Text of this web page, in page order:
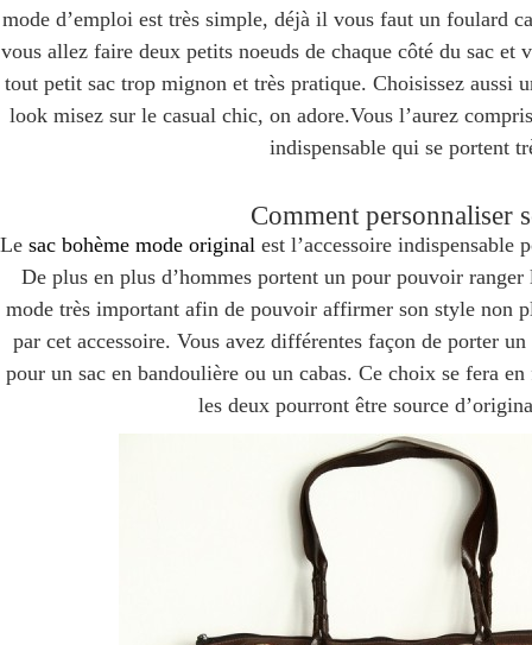
mode d’emploi est très simple, déjà il vous faut un foulard
vous allez faire deux petits noeuds de chaque côté du sac et
tout petit sac trop mignon et très pratique. Choisissez aussi
look misez sur le casual chic, on adore.Vous l’aurez
indispensable qui se portent
Comment personnaliser
Le sac bohème mode original est l’accessoire indispensable
De plus en plus d’hommes portent un pour pouvoir
mode très important afin de pouvoir affirmer son style non
par cet accessoire. Vous avez différentes façon de porter
pour un sac en bandoulière ou un cabas. Ce choix se fera
les deux pourront être source